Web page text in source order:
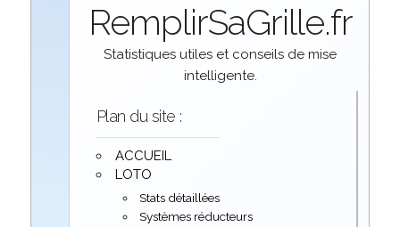
RemplirSaGrille.fr
Statistiques utiles et conseils de mise
intelligente.
Plan du site :
ACCUEIL
LOTO
Stats détaillées
Systèmes réducteurs